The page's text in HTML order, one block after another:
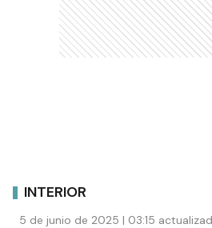
INTERIOR
5 de junio de 2025 | 03:15